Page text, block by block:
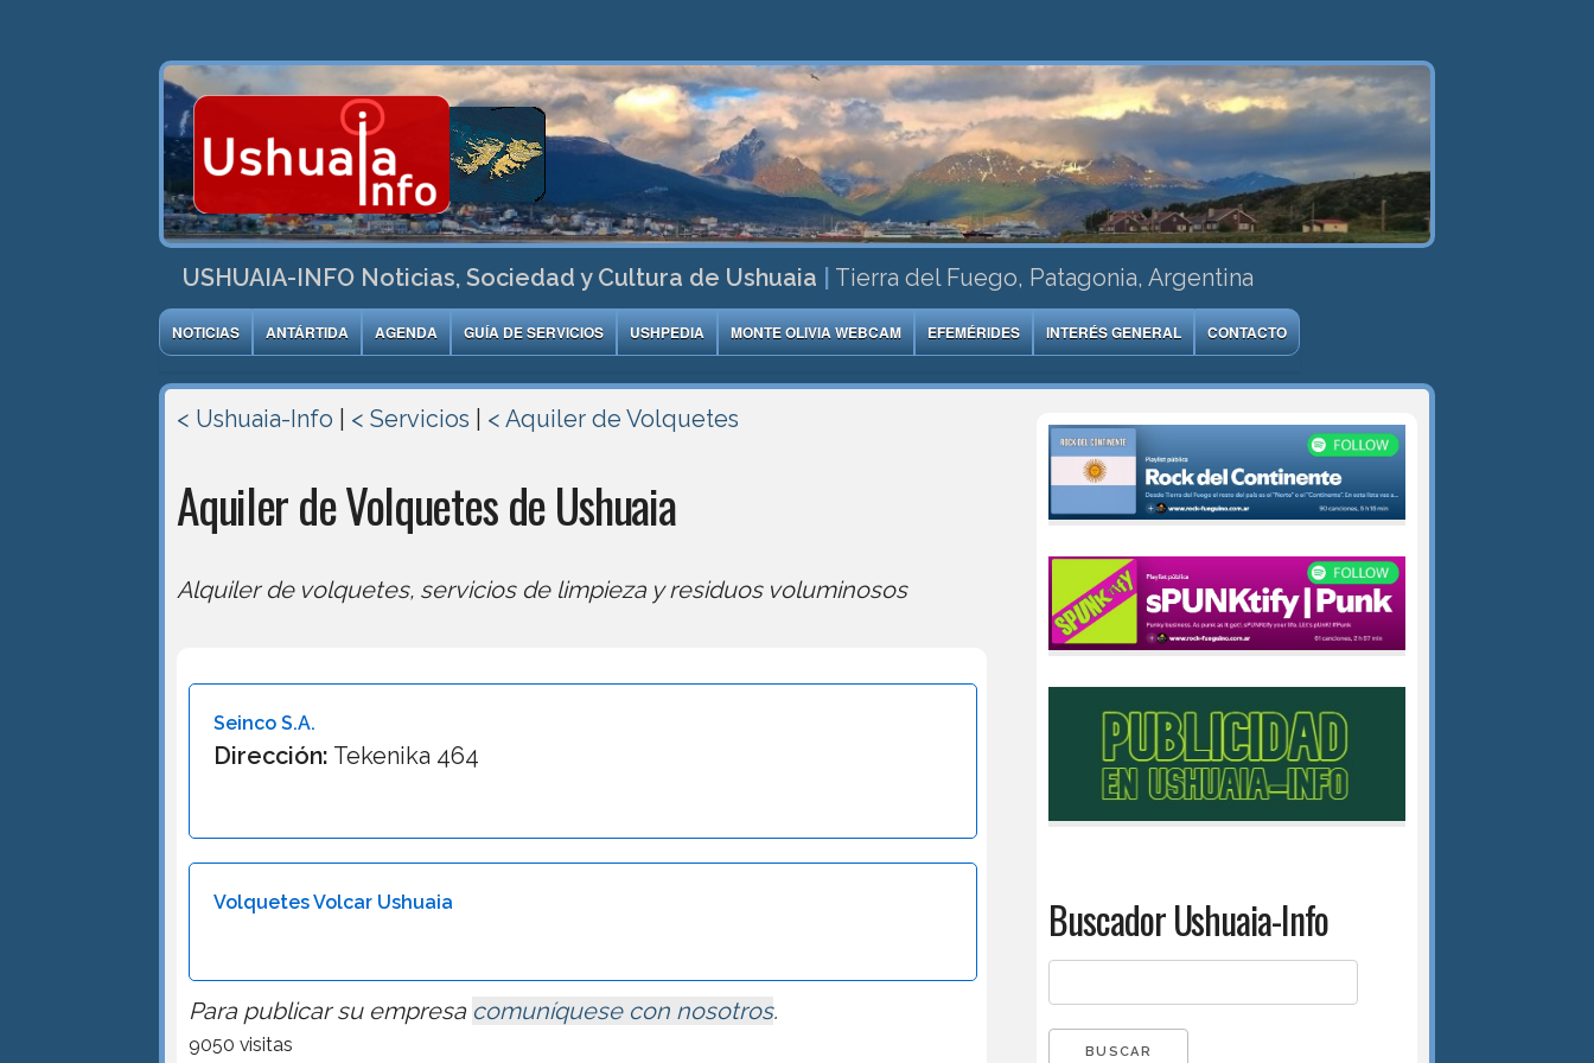
USHUAIA-INFO Noticias, Sociedad y Cultura de Ushuaia Tierra del Fuego, Patagonia, Argentina
NOTICIAS ANTÁRTIDA AGENDA GUÍA DE SERVICIOS USHPEDIA MONTE OLIVIA WEBCAM EFEMÉRIDES INTERÉS GENERAL CONTACTO
< Ushuaia-Info < Servicios < Aquiler de Volquetes
Aquiler de Volquetes de Ushuaia
Alquiler de volquetes, servicios de limpieza y residuos voluminosos
Seinco S.A.
Dirección: Tekenika 464
Volquetes Volcar Ushuaia
Para publicar su empresa comuníquese con nosotros.
9050 visitas
Buscador Ushuaia-Info